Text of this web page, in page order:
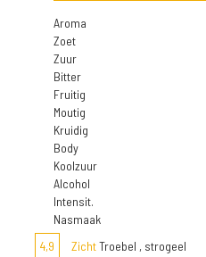
Aroma
Zoet
Zuur
Bitter
Fruitig
Moutig
Kruidig
Body
Koolzuur
Alcohol
Intensit.
Nasmaak
4,9
ZichtTroebel , strogeel